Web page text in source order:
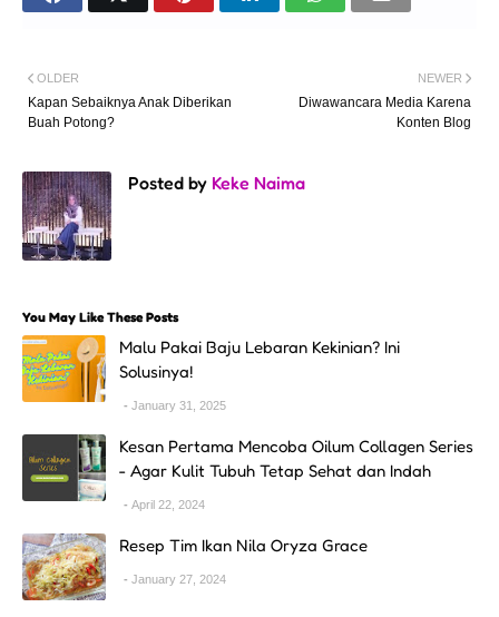
NEWER
Diwawancara Media Karena
Konten Blog
OLDER
Kapan Sebaiknya Anak Diberikan
Buah Potong?
Posted by Keke Naima
You May Like These Posts
Malu Pakai Baju Lebaran Kekinian? Ini
Solusinya!
January 31, 2025
Kesan Pertama Mencoba Oilum Collagen Series
- Agar Kulit Tubuh Tetap Sehat dan Indah
April 22, 2024
Resep Tim Ikan Nila Oryza Grace
January 27, 2024